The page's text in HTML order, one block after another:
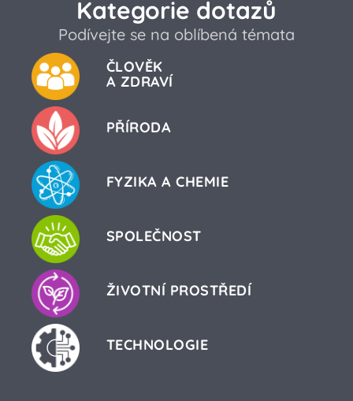
Kategorie dotazů
Podívejte se na oblíbená témata
ČLOVĚK
A ZDRAVÍ
PŘÍRODA
FYZIKA A CHEMIE
SPOLEČNOST
ŽIVOTNÍ PROSTŘEDÍ
TECHNOLOGIE